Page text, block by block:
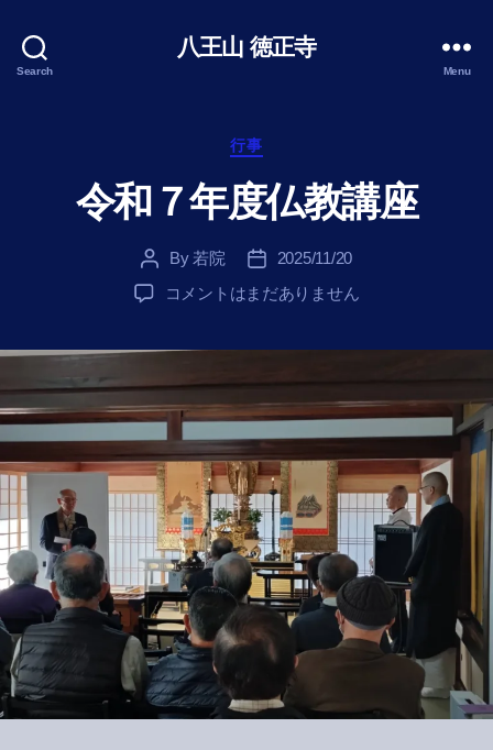
Search
八王山 徳正寺
Menu
Categories
行事
令和７年度仏教講座
Post
author
By 若院
Post
date
2025/11/20
令
度
仏
教
講
座
へ
の
コメントはまだありません